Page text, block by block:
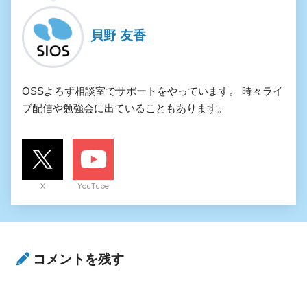
貝野 友香
OSSよろず相談室でサポートをやっています。 時々ライ
ブ配信や勉強会に出ていることもあります。
X YouTube
コメントを残す